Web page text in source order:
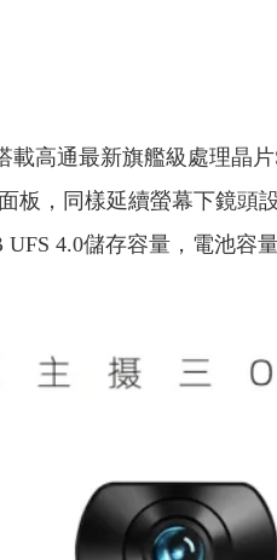
高通最新旗艦級處理晶片
板，同樣延續螢幕下鏡頭
UFS 4.0儲存容量，電池容